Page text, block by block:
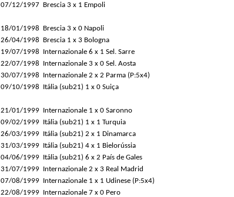
07/12/1997
18/01/1998
26/04/1998
19/07/1998
22/07/1998
30/07/1998
09/10/1998
21/01/1999
09/02/1999
26/03/1999
31/03/1999
04/06/1999
31/07/1999
07/08/1999
22/08/1999
Brescia 3 x 1 Empoli
Brescia 3 x 0 Napoli
Brescia 1 x 3 Bologna
Internazionale 6 x 1 Sel. Sarre
Internazionale 3 x 0 Sel. Aosta
Internazionale 2 x 2 Parma (P:5x4)
Itália (sub21) 1 x 0 Suiça
Internazionale 1 x 0 Saronno
Itália (sub21) 1 x 1 Turquia
Itália (sub21) 2 x 1 Dinamarca
Itália (sub21) 4 x 1 Bielorússia
Itália (sub21) 6 x 2 País de Gales
Internazionale 2 x 3 Real Madrid
Internazionale 1 x 1 Udinese (P:5x4)
Internazionale 7 x 0 Pero